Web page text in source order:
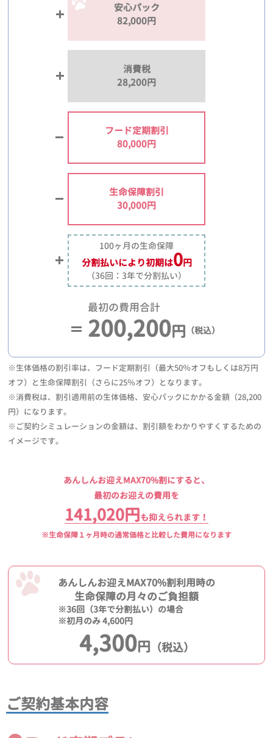
安心パック
82,000円
消費税
28,200円
フード定期割引
80,000円
生命保障割引
30,000円
100ヶ月の生命保障
分割払いにより初期は0円
（36回：3年で分割払い）
最初の費用合計
200,200円 （税込）
※生体価格の割引率は、フード定期割引（最大50％オフもしくは8万円
オフ）と生命保障割引（さらに25％オフ）となります。
※消費税は、割引適用前の生体価格、安心パックにかかる金額（28,200
円）になります。
※ご契約シミュレーションの金額は、割引額をわかりやすくするための
イメージです。
あんしんお迎えMAX70%割にすると、
最初のお迎えの費用を
141,020円も抑えられます！
※生命保障１ヶ月時の通常価格と比較した費用になります
あんしんお迎えMAX70%割利用時の
生命保障の月々のご負担額
※36回（3年で分割払い）の場合
※初月のみ 4,600円
4,300円 （税込）
ご契約基本内容